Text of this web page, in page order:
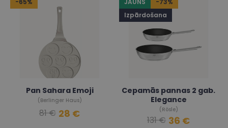
-65%
Pan Sahara Emoji
(Berlinger Haus)
81 € 28 €
JAUNS
-73%
Izpārdošana
Cepamās pannas 2 gab.
Elegance
(Rösle)
131 € 36 €